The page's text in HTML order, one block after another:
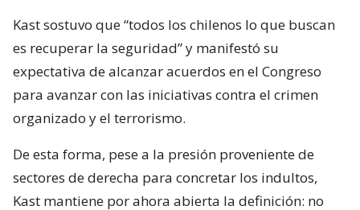
Kast sostuvo que “todos los chilenos lo que buscan
es recuperar la seguridad” y manifestó su
expectativa de alcanzar acuerdos en el Congreso
para avanzar con las iniciativas contra el crimen
organizado y el terrorismo.
De esta forma, pese a la presión proveniente de
sectores de derecha para concretar los indultos,
Kast mantiene por ahora abierta la definición: no